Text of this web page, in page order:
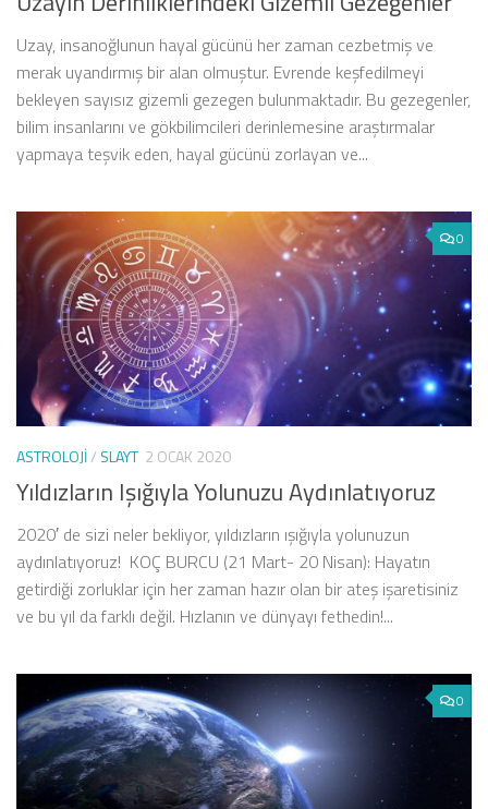
Uzay, insanoğlunun hayal gücünü her zaman cezbetmiş ve
merak uyandırmış bir alan olmuştur. Evrende keşfedilmeyi
bekleyen sayısız gizemli gezegen bulunmaktadır. Bu gezegenler,
bilim insanlarını ve gökbilimcileri derinlemesine araştırmalar
yapmaya teşvik eden, hayal gücünü zorlayan ve...
0
ASTROLOJI/ SLAYT 2 OCAK 2020
Yıldızların Işığıyla Yolunuzu Aydınlatıyoruz
2020′ de sizi neler bekliyor, yıldızların ışığıyla yolunuzun
aydınlatıyoruz! KOÇ BURCU (21 Mart- 20 Nisan): Hayatın
getirdiği zorluklar için her zaman hazır olan bir ateş işaretisiniz
ve bu yıl da farklı değil. Hızlanın ve dünyayı fethedin!...
0